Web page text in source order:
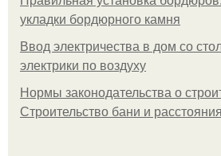
укладки бордюрного камня
Ввод электричества в дом со
электрики по воздуху
Нормы законодательства о
Строительство бани и расстояния